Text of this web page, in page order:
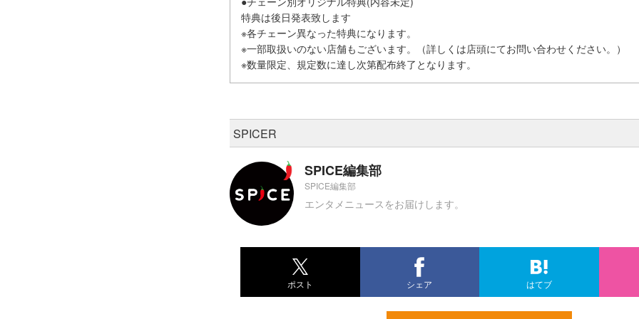
特典は後日発表致します
※各チェーン異なった特典になります。
※一部取扱いのない店舗もございます。（詳しくは店頭にてお問い合わせください。）
※数量限定、規定数に達し次第配布終了となります。
SPICER
SPICE編集部
SPICE編集部
エンタメニュースをお届けします。
ポスト シェア はてブ